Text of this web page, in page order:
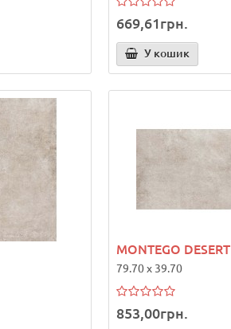
669,61грн.
У кошик
MONTEGO DESERT
79.70 x 39.70
853,00грн.